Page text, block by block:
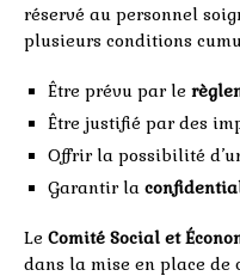
réservé au personnel
plusieurs conditions
Être prévu par le
Être justifié par des
Offrir la possibilité
Garantir la
Le Comité Social et
dans la mise en place de